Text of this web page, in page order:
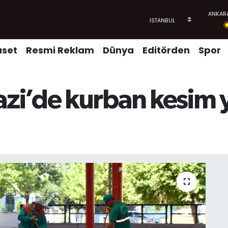
Resmi Reklam Dünya Editörden Spor
kurban kesim